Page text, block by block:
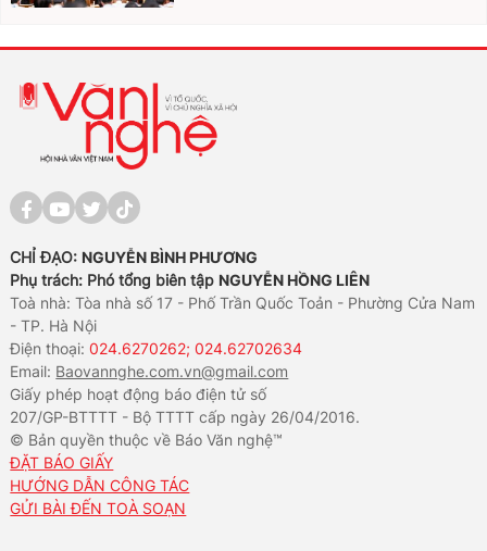
CHỈ ĐẠO: NGUYỄN BÌNH PHƯƠNG
Phụ trách: Phó tổng biên tập NGUYỄN HỒNG LIÊN
Toà nhà: Tòa nhà số 17 - Phố Trần Quốc Toản - Phường Cửa Nam
- TP. Hà Nội
Điện thoại:024.6270262; 024.62702634
Email: Baovannghe.com.vn@gmail.com
Giấy phép hoạt động báo điện tử số
207/GP-BTTTT - Bộ TTTT cấp ngày 26/04/2016.
© Bản quyền thuộc về Báo Văn nghệ™
ĐẶT BÁO GIẤY
HƯỚNG DẪN CÔNG TÁC
GỬI BÀI ĐẾN TOÀ SOẠN